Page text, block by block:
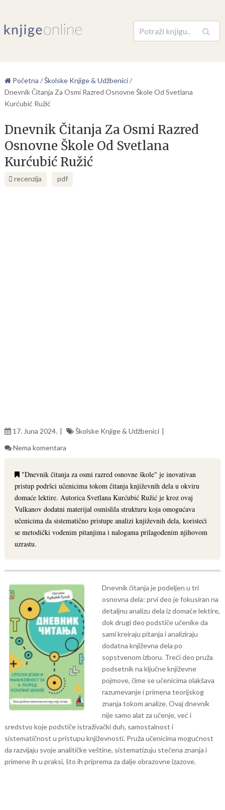
Pretraga
Početna /Školske Knjige & Udžbenici/
Dnevnik Čitanja Za Osmi Razred Osnovne Škole Od Svetlana
Kurćubić Ružić
Dnevnik Čitanja Za Osmi Razred
Osnovne Škole Od Svetlana
Kurćubić Ružić
recenzija pdf
17. Juna 2024.
Školske Knjige & Udžbenici
Nema komentara
"Dnevnik čitanja za osmi razred osnovne škole" je inovativan
pristup podršci učenicima tokom čitanja književnih dela u okviru
domaće lektire. Autorica Svetlana Kurćubić Ružić je kroz ovaj
Vulkanov dodatni materijal osmislila strukturu koja omogućava
učenicima da sistematično pristupe analizi književnih dela, koristeći
se metodički vođenim pitanjima i nalogama prilagođenim njihovom
uzrastu.
Dnevnik čitanja je podeljen u tri
osnovna dela: prvi deo je fokusiran na
detaljnu analizu dela iz domaće lektire,
dok drugi deo podstiče učenike da
sami kreiraju pitanja i analiziraju
dodatna književna dela po
sopstvenom izboru. Treći deo pruža
podsetnik na ključne književne
pojmove, čime se učenicima olakšava
razumevanje i primena teorijskog
znanja tokom analize. Ovaj dnevnik
nije samo alat za učenje, već i
sredstvo koje podstiče istraživački duh, samostalnost i
sistematičnost u pristupu književnosti. Pruža učenicima mogućnost
da razvijaju svoje analitičke veštine, sistematizuju stečena znanja i
primene ih u praksi, što ih priprema za dalje obrazovne izazove.